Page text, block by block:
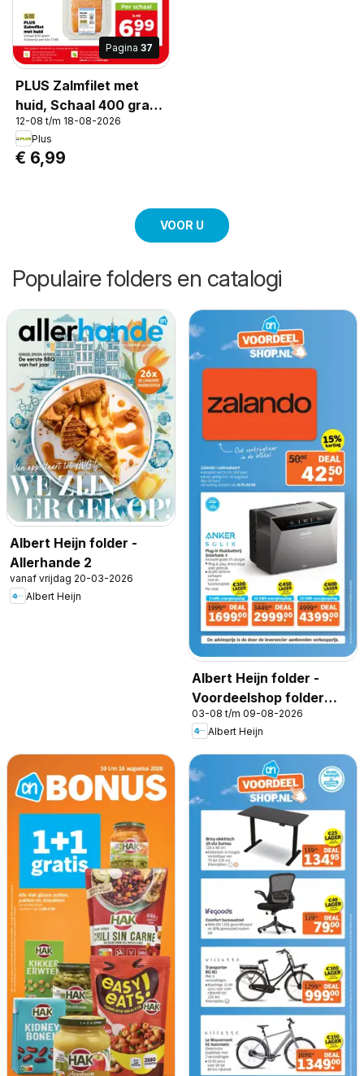
Pagina 37
PLUS Zalmfilet met
huid, Schaal 400 gram
Actieprijs per kilo 17.48
12-08 t/m 18-08-2026
Plus
€ 6,99
VOOR U
Populaire folders en catalogi
Albert Heijn folder -
Allerhande 2
vanaf vrijdag 20-03-2026
Albert Heijn
Albert Heijn folder -
Voordeelshop folder
week 32
03-08 t/m 09-08-2026
Albert Heijn